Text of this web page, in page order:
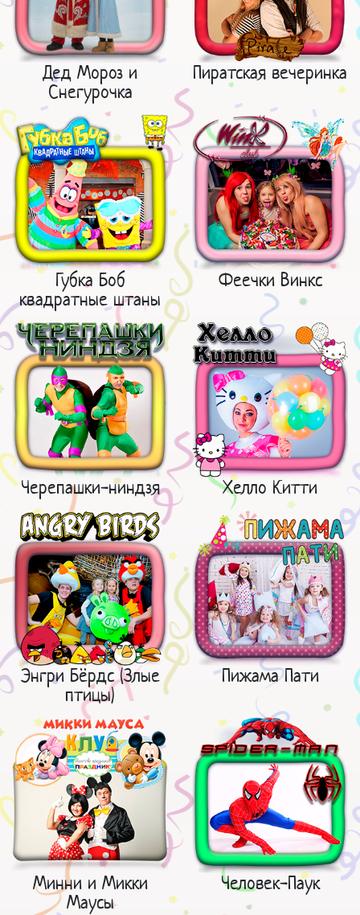
Дед Мороз и
Снегурочка
Пиратская вечеринка
Губка Боб
квадратные штаны
Феечки Винкс
Черепашки-ниндзя Хелло Китти
Энгри Бёрдс (Злые
птицы)
Пижама Пати
Минни и Микки
Маусы
Человек-Паук